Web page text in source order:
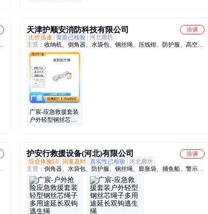
天津护顺安消防科技有限公司
洽谈
出价迅速
资质已核验 河北廊坊
主营： 收纳机、倒角器、水袋包、钢丝绳、压线钳、防护服、高空
锯、角磨机、劳保鞋、工具斗、隔膜泵、双肩包、探洞包、保暖服、
保温服、升降机、防鸟盒、校直器、液压钳、空调被、救生服、脚蹬
绳、除草机、防寒靴、抓绳器、高压泵
广宸-应急救援套装
户外轻型钢丝芯绳
护安行救援设备(河北)有限公司
洽谈
综合体验L0
回复及时 真实性已核验 河北廊坊
主营： 倒角器、水袋包、防护服、钢丝绳、膨胀袋、捕鱼船、警示
牌、破销器、液压钳、整理架、燃油箱、高压泵、搜救灯、安全带、
刀闸板、抽水泵、气垫船、绝缘杆、橡皮艇、弯排机、月球灯、救生
衣、吸油毡、排水管、照明灯、扩音器